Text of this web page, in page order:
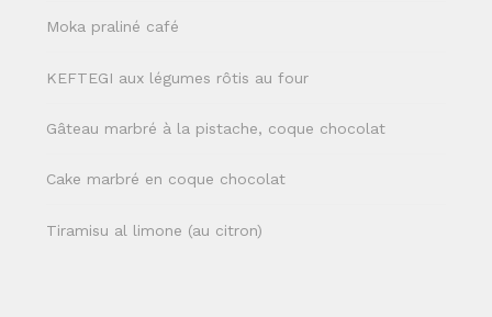
Moka praliné café
KEFTEGI aux légumes rôtis au four
Gâteau marbré à la pistache, coque chocolat
Cake marbré en coque chocolat
Tiramisu al limone (au citron)